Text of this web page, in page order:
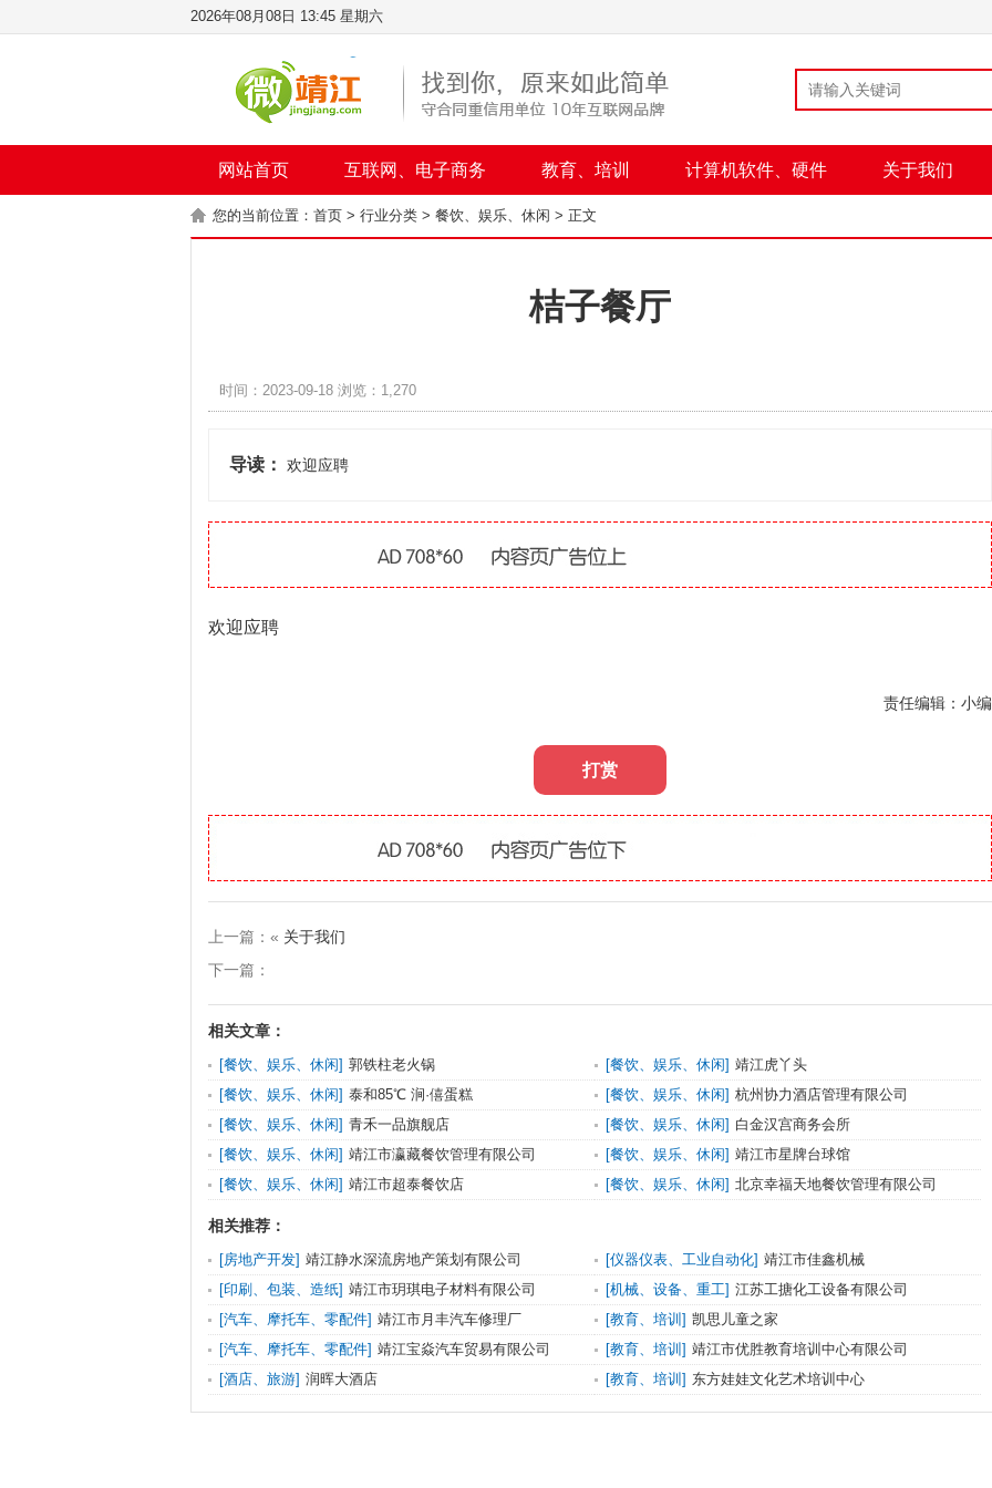
2026年08月08日 13:45 星期六
网站首页 互联网、电子商务 教育、培训 计算机软件、硬件 关于我们
您的当前位置： 首页 > 行业分类 > 餐饮、娱乐、休闲 > 正文
桔子餐厅
时间：2023-09-18 浏览：1,270
导读： 欢迎应聘
欢迎应聘
责任编辑：小编
打赏
上一篇：« 关于我们
下一篇：
相关文章：
[餐饮、娱乐、休闲] 郭铁柱老火锅 [餐饮、娱乐、休闲] 靖江虎丫头
[餐饮、娱乐、休闲] 泰和85℃ 涧·僖蛋糕 [餐饮、娱乐、休闲] 杭州协力酒店管理有限公司
[餐饮、娱乐、休闲] 青禾一品旗舰店 [餐饮、娱乐、休闲] 白金汉宫商务会所
[餐饮、娱乐、休闲] 靖江市瀛藏餐饮管理有限公司 [餐饮、娱乐、休闲] 靖江市星牌台球馆
[餐饮、娱乐、休闲] 靖江市超泰餐饮店 [餐饮、娱乐、休闲] 北京幸福天地餐饮管理有限公司
相关推荐：
[房地产开发] 靖江静水深流房地产策划有限公司 [仪器仪表、工业自动化] 靖江市佳鑫机械
[印刷、包装、造纸] 靖江市玥琪电子材料有限公司 [机械、设备、重工] 江苏工搪化工设备有限公司
[汽车、摩托车、零配件] 靖江市月丰汽车修理厂 [教育、培训] 凯思儿童之家
[汽车、摩托车、零配件] 靖江宝焱汽车贸易有限公司 [教育、培训] 靖江市优胜教育培训中心有限公司
[酒店、旅游] 润晖大酒店 [教育、培训] 东方娃娃文化艺术培训中心